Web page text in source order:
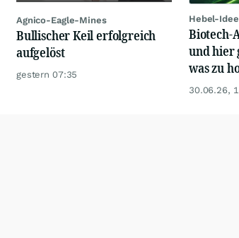
Agnico-Eagle-Mines
Bullischer Keil erfolgreich
aufgelöst
gestern 07:35
Hebel-
Biotech-
und hier
was zu
30.06.26,